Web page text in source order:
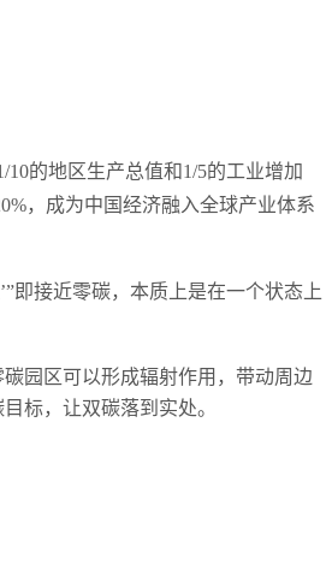
的地区生产总值和1/5的工业增加
，成为中国经济融入全球产业体系
即接近零碳，本质上是在一个状态上
园区可以形成辐射作用，带动周边
标，让双碳落到实处。